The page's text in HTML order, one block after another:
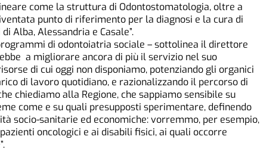
come la struttura di Odontostomatologia, oltre a
punto di riferimento per la diagnosi e la cura di
Alba, Alessandria e Casale”.
di odontoiatria sociale – sottolinea il direttore
a migliorare ancora di più il servizio nel suo
di cui oggi non disponiamo, potenziando gli organici
di lavoro quotidiano, e razionalizzando il percorso di
chiediamo alla Regione, che sappiamo sensibile su
come e su quali presupposti sperimentare, definendo
socio-sanitarie ed economiche: vorremmo, per esempio,
oncologici e ai disabili fisici, ai quali occorre